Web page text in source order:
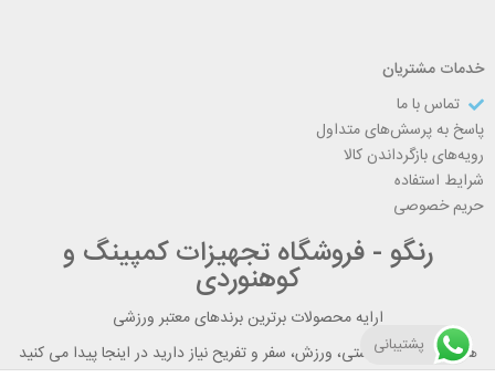
خدمات مشتریان
تماس با ما
پاسخ به پرسش‌های متداول
رویه‌های بازگرداندن کالا
شرایط استفاده
حریم خصوصی
رنگو - فروشگاه تجهیزات کمپینگ و
کوهنوردی
ارایه محصولات برترین برندهای معتبر ورزشی
هر آنچه برای تندرستی، ورزش، سفر و تفریح نیاز دارید در اینجا پیدا می کنید
پشتیبانی